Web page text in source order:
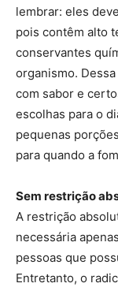
lembrar: eles
pois contêm alto
conservantes
organismo.
com sabor e
escolhas para o
pequenas
para quando a
Sem restrição
A restrição
necessária
pessoas que
Entretanto, o